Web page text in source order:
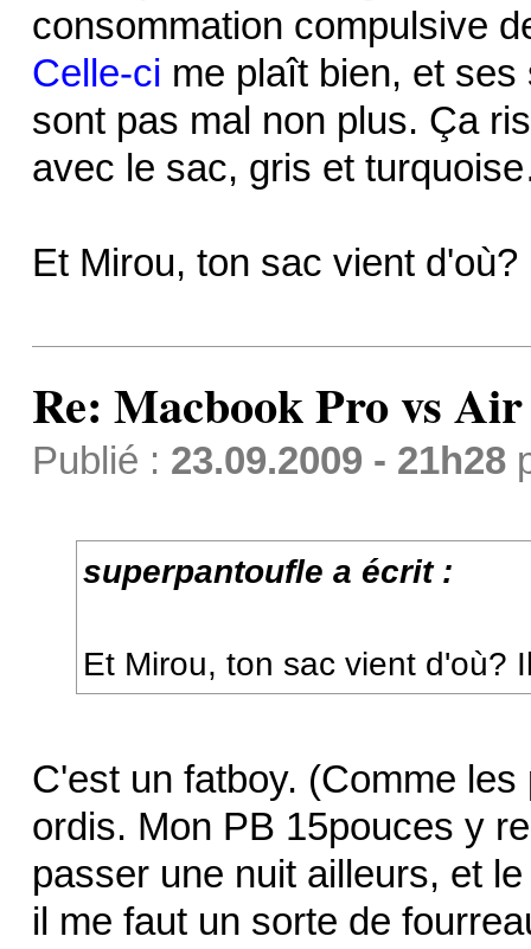
consommation compulsive
Celle-ci me plaît bien, et
sont pas mal non plus. Ça
avec le sac, gris et
Et Mirou, ton sac vient
Re: Macbook Pro vs Air
Publié : 23.09.2009 - 21h28
superpantoufle a écrit :
Et Mirou, ton sac vient d'où?
C'est un fatboy. (Comme
ordis. Mon PB 15pouces y
passer une nuit ailleurs, et
il me faut un sorte de